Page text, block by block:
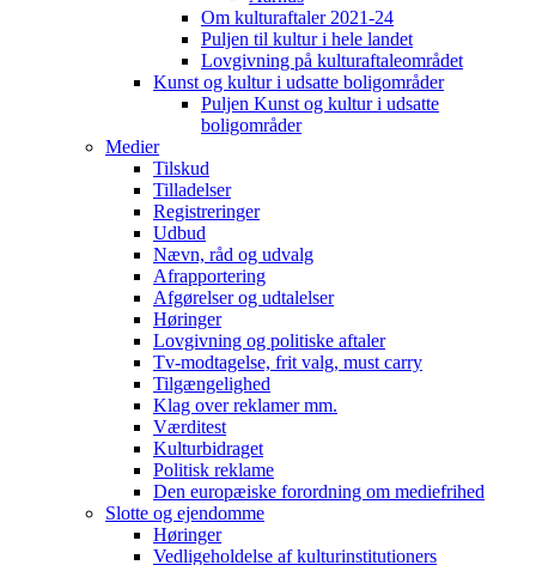
Om kulturaftaler 2021-24
Puljen til kultur i hele landet
Lovgivning på kulturaftaleområdet
Kunst og kultur i udsatte boligområder
Puljen Kunst og kultur i udsatte
boligområder
Medier
Tilskud
Tilladelser
Registreringer
Udbud
Nævn, råd og udvalg
Afrapportering
Afgørelser og udtalelser
Høringer
Lovgivning og politiske aftaler
Tv-modtagelse, frit valg, must carry
Tilgængelighed
Klag over reklamer mm.
Værditest
Kulturbidraget
Politisk reklame
Den europæiske forordning om mediefrihed
Slotte og ejendomme
Høringer
Vedligeholdelse af kulturinstitutioners